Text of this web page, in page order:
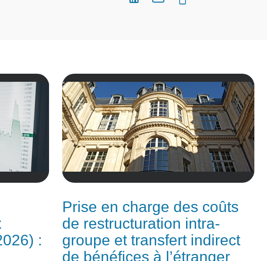
:
Prise en charge des coûts
de restructuration intra-
groupe et transfert indirect
de bénéfices à l’étranger